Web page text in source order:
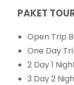
PAKET
Open Trip
One Day
2 Day 1
3 Day 2